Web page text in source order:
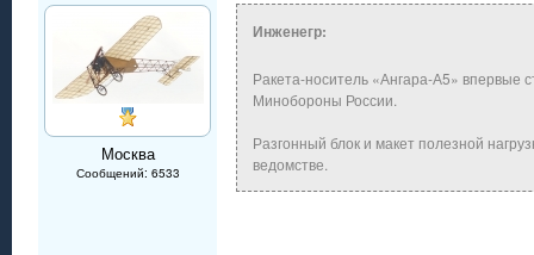
Москва
Сообщений: 6533
Инженегр:
Ракета-носитель «Ангара-А5» впервые
Минобороны России.
Разгонный блок и макет полезной
ведомстве.